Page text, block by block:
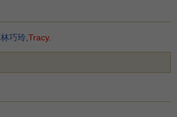
林巧玲 Tracy.